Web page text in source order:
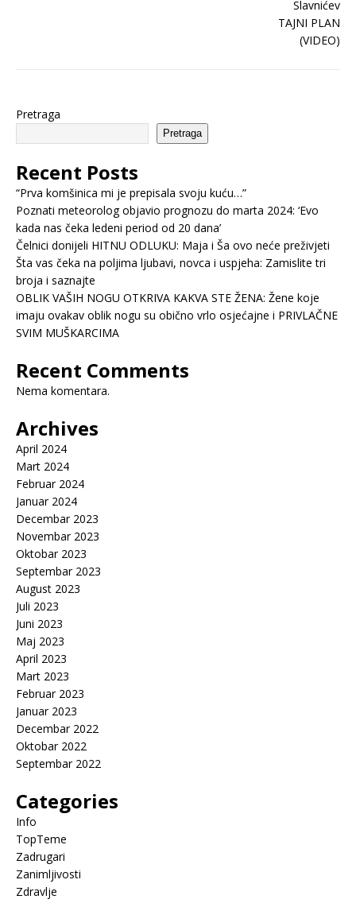
Pretraga
Pretraga
Recent Posts
“Prva komšinica mi je prepisala svoju kuću…”
Poznati meteorolog objavio prognozu do marta 2024: ‘Evo
kada nas čeka ledeni period od 20 dana’
Čelnici donijeli HITNU ODLUKU: Maja i Ša ovo neće preživjeti
Šta vas čeka na poljima ljubavi, novca i uspjeha: Zamislite tri
broja i saznajte
OBLIK VAŠIH NOGU OTKRIVA KAKVA STE ŽENA: Žene koje
imaju ovakav oblik nogu su obično vrlo osjećajne i PRIVLAČNE
SVIM MUŠKARCIMA
Recent Comments
Nema komentara.
Archives
April 2024
Mart 2024
Februar 2024
Januar 2024
Decembar 2023
Novembar 2023
Oktobar 2023
Septembar 2023
August 2023
Juli 2023
Juni 2023
Maj 2023
April 2023
Mart 2023
Februar 2023
Januar 2023
Decembar 2022
Oktobar 2022
Septembar 2022
Categories
Info
TopTeme
Zadrugari
Zanimljivosti
Zdravlje